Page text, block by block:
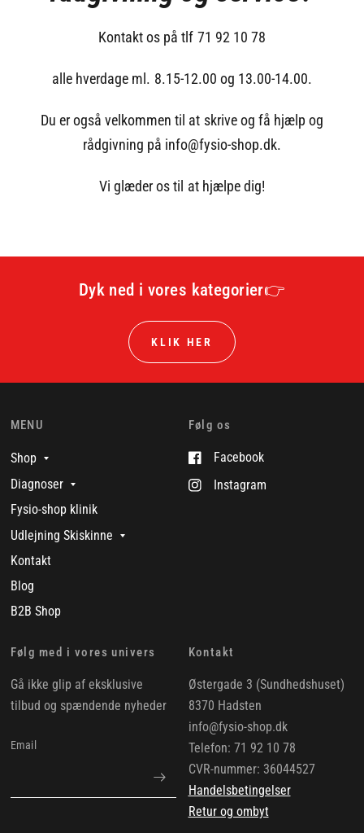
Kontakt os på tlf 71 92 10 78
alle hverdage ml. 8.15-12.00 og 13.00-14.00.
Du er også velkommen til at skrive og få hjælp og
rådgivning på info@fysio-shop.dk.
Vi glæder os til at hjælpe dig!
Dyk ned i vores kategorier👉
KLIK HER
MENU
Shop
Diagnoser
Fysio-shop klinik
Udlejning Skiskinne
Kontakt
Blog
B2B Shop
Følg os
Facebook
Instagram
Følg med i vores univers
Gå ikke glip af eksklusive
tilbud og spændende nyheder
Email
Kontakt
Østergade 3 (Sundhedshuset)
8370 Hadsten
info@fysio-shop.dk
Telefon: 71 92 10 78
CVR-nummer: 36044527
Handelsbetingelser
Retur og ombyt